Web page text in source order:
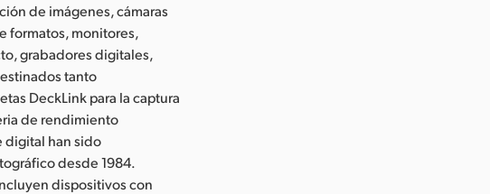
de imágenes, cámaras
formatos, monitores,
grabadores digitales,
tanto
DeckLink para la captura
de rendimiento
digital han sido
desde 1984.
dispositivos con